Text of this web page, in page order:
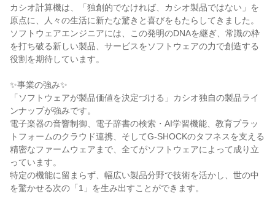
カシオ計算機は、「独創的でなければ、カシオ製品ではない」を
原点に、人々の生活に新たな驚きと喜びをもたらしてきました。
ソフトウェアエンジニアには、この発明のDNAを継ぎ、常識の枠
を打ち破る新しい製品、サービスをソフトウェアの力で創造する
役割を期待しています。
✨事業の強み✨
「ソフトウェアが製品価値を決定づける」カシオ独自の製品ライ
ンナップが強みです。
電子楽器の音響制御、電子辞書の検索・AI学習機能、教育プラッ
トフォームのクラウド連携、そしてG-SHOCKのタフネスを支える
精密なファームウェアまで、全てがソフトウェアによって成り立
っています。
特定の機能に留まらず、幅広い製品分野で技術を活かし、世の中
を驚かせる次の「1」を生み出すことができます。